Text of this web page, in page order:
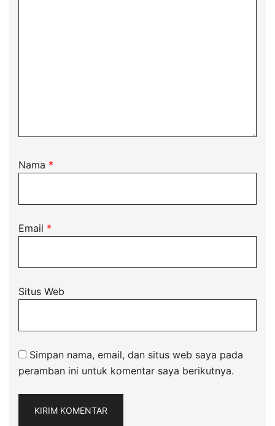
Nama *
Email *
Situs Web
Simpan nama, email, dan situs web saya pada
peramban ini untuk komentar saya berikutnya.